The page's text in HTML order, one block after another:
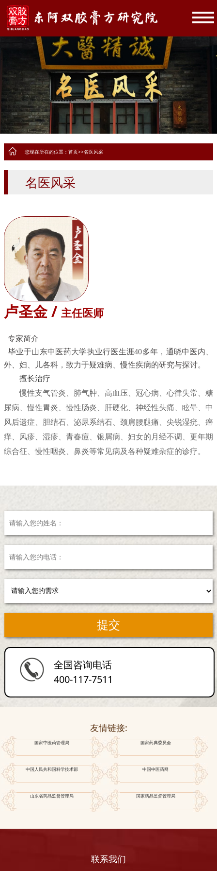
您现在所在的位置： 首页>>名医风采
名医风采
卢圣金 / 主任医师
专家简介
毕业于山东中医药大学执业行医生涯40多年，通晓中医内、
外、妇、儿各科，致力于疑难病、慢性疾病的研究与探讨。
擅长治疗
慢性支气管炎、肺气肿、高血压、冠心病、心律失常、糖
尿病、慢性胃炎、慢性肠炎、肝硬化、神经性头痛、眩晕、中
风后遗症、胆结石、泌尿系结石、颈肩腰腿痛、尖锐湿疣、癌
痒、风疹、湿疹、青春痘、银屑病、妇女的月经不调、更年期
综合征、慢性咽炎、鼻炎等常见病及各种疑难杂症的诊疗。
全国咨询电话
400-117-7511
友情链接:
国家中医药管理局 国家药典委员会
中国人民共和国科学技术部 中国中医药网
山东省药品监督管理局 国家药品监督管理局
联系我们